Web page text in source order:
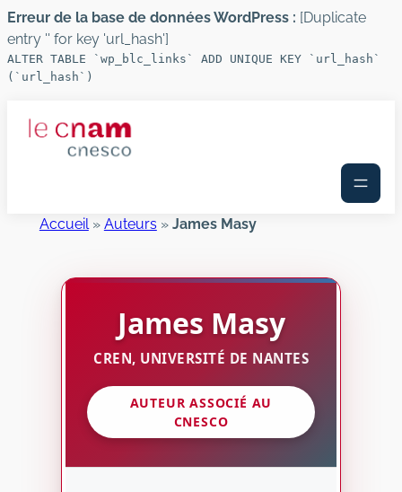
Erreur de la base de données WordPress : [Duplicate
entry '' for key 'url_hash']
ALTER TABLE `wp_blc_links` ADD UNIQUE KEY `url_hash`
(`url_hash`)
Accueil» Auteurs» James Masy
James Masy
CREN, UNIVERSITÉ DE NANTES
AUTEUR ASSOCIÉ AU
CNESCO